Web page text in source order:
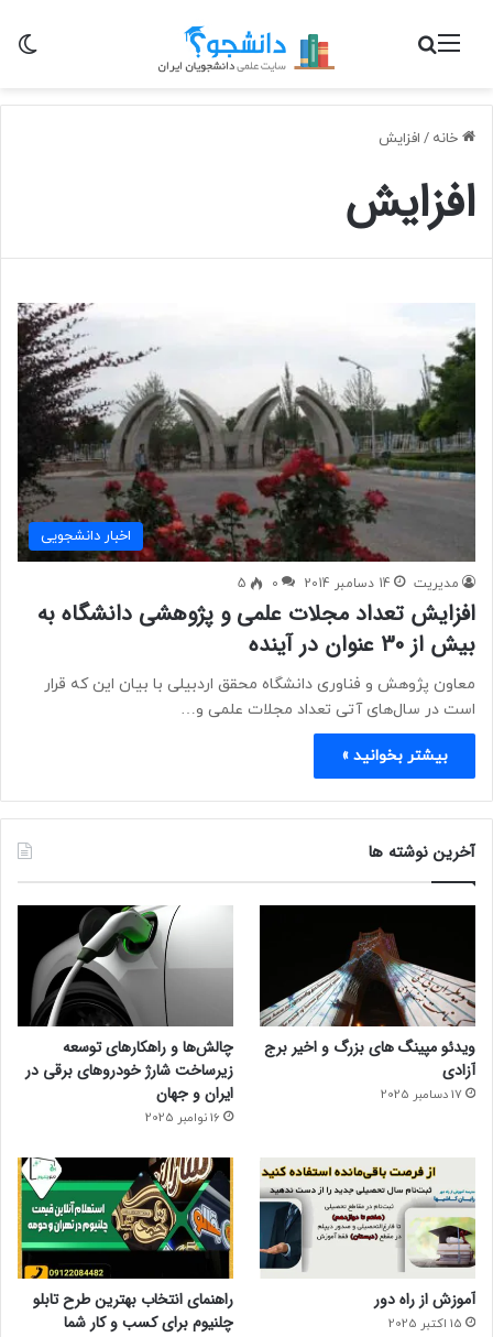
منو جستجو برای
خانه / افزایش
افزایش
اخبار دانشجویی
مدیریت 14 دسامبر 2014 0
5
افزایش تعداد مجلات علمی و پژوهشی دانشگاه به
بیش از 30 عنوان در آینده
معاون پژوهش و فناوری دانشگاه محقق اردبیلی با بیان این که قرار
است در سال‌های آتی تعداد مجلات علمی و…
بیشتر بخوانید »
آخرین نوشته ها
ویدئو مپینگ های بزرگ و اخیر برج
آزادی
17 دسامبر 2025
چالش‌ها و راهکارهای توسعه
زیرساخت شارژ خودروهای برقی در
ایران و جهان
16 نوامبر 2025
آموزش از راه دور
15 اکتبر 2025
راهنمای انتخاب بهترین طرح تابلو
چلنیوم برای کسب و کار شما